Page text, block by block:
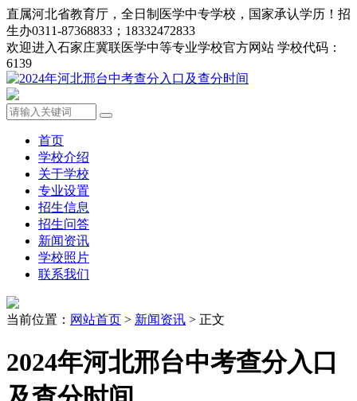
直属河北省教育厅，全日制医学中专学校，国家承认学历！招
生办0311-87368833；18332472833
欢迎进入石家庄冀联医学中等专业学校官方网站 学校代码：
6139
首页
学校介绍
关于学校
专业设置
招生信息
招生问答
新闻资讯
学校照片
联系我们
当前位置： 网站首页 > 新闻资讯 > 正文
2024年河北邢台中考查分入口